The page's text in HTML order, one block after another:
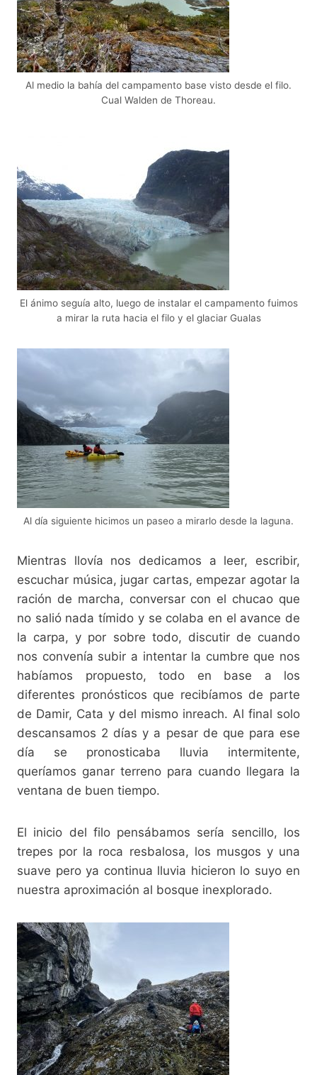
Al medio la bahía del campamento base visto desde el filo.
Cual Walden de Thoreau.
El ánimo seguía alto, luego de instalar el campamento fuimos
a mirar la ruta hacia el filo y el glaciar Gualas
Al día siguiente hicimos un paseo a mirarlo desde la laguna.
Mientras llovía nos dedicamos a leer, escribir,
escuchar música, jugar cartas, empezar agotar la
ración de marcha, conversar con el chucao que
no salió nada tímido y se colaba en el avance de
la carpa, y por sobre todo, discutir de cuando
nos convenía subir a intentar la cumbre que nos
habíamos propuesto, todo en base a los
diferentes pronósticos que recibíamos de parte
de Damir, Cata y del mismo inreach. Al final solo
descansamos 2 días y a pesar de que para ese
día se pronosticaba lluvia intermitente,
queríamos ganar terreno para cuando llegara la
ventana de buen tiempo.
El inicio del filo pensábamos sería sencillo, los
trepes por la roca resbalosa, los musgos y una
suave pero ya continua lluvia hicieron lo suyo en
nuestra aproximación al bosque inexplorado.